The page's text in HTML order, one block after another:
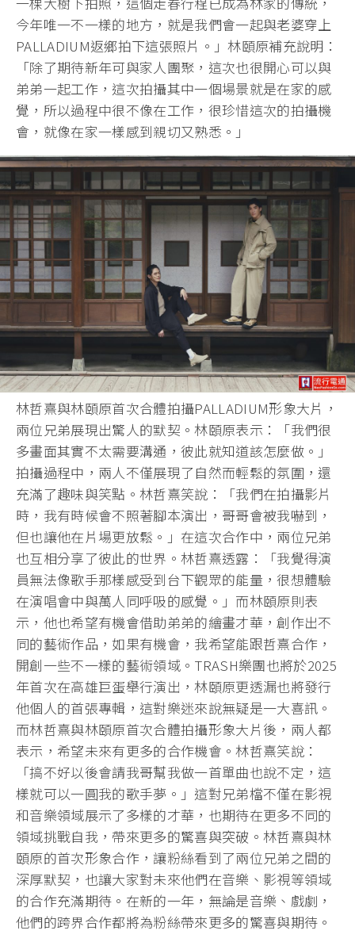
今年唯一不一樣的地方，就是我們會一起與老婆穿上
PALLADIUM返鄉拍下這張照片。」林頤原補充說明：
「除了期待新年可與家人團聚，這次也很開心可以與
弟弟一起工作，這次拍攝其中一個場景就是在家的感
覺，所以過程中很不像在工作，很珍惜這次的拍攝機
會，就像在家一樣感到親切又熟悉。」
林哲熹與林頤原首次合體拍攝PALLADIUM形象大片，
兩位兄弟展現出驚人的默契。林頤原表示：「我們很
多畫面其實不太需要溝通，彼此就知道該怎麼做。」
拍攝過程中，兩人不僅展現了自然而輕鬆的氛圍，還
充滿了趣味與笑點。林哲熹笑說：「我們在拍攝影片
時，我有時候會不照著腳本演出，哥哥會被我嚇到，
但也讓他在片場更放鬆。」在這次合作中，兩位兄弟
也互相分享了彼此的世界。林哲熹透露：「我覺得演
員無法像歌手那樣感受到台下觀眾的能量，很想體驗
在演唱會中與萬人同呼吸的感覺。」而林頤原則表
示，他也希望有機會借助弟弟的繪畫才華，創作出不
同的藝術作品，如果有機會，我希望能跟哲熹合作，
開創一些不一樣的藝術領域。TRASH樂團也將於2025
年首次在高雄巨蛋舉行演出，林頤原更透漏也將發行
他個人的首張專輯，這對樂迷來說無疑是一大喜訊。
而林哲熹與林頤原首次合體拍攝形象大片後，兩人都
表示，希望未來有更多的合作機會。林哲熹笑說：
「搞不好以後會請我哥幫我做一首單曲也說不定，這
樣就可以一圓我的歌手夢。」這對兄弟檔不僅在影視
和音樂領域展示了多樣的才華，也期待在更多不同的
領域挑戰自我，帶來更多的驚喜與突破。林哲熹與林
頤原的首次形象合作，讓粉絲看到了兩位兄弟之間的
深厚默契，也讓大家對未來他們在音樂、影視等領域
的合作充滿期待。在新的一年，無論是音樂、戲劇，
他們的跨界合作都將為粉絲帶來更多的驚喜與期待。